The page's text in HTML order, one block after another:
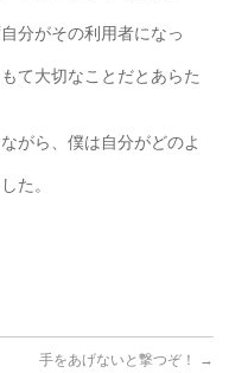
分がその利用者になっ
て大切なことだとあらた
がら、僕は自分がどのよ
た。
手をあげないと撃つぞ！ →